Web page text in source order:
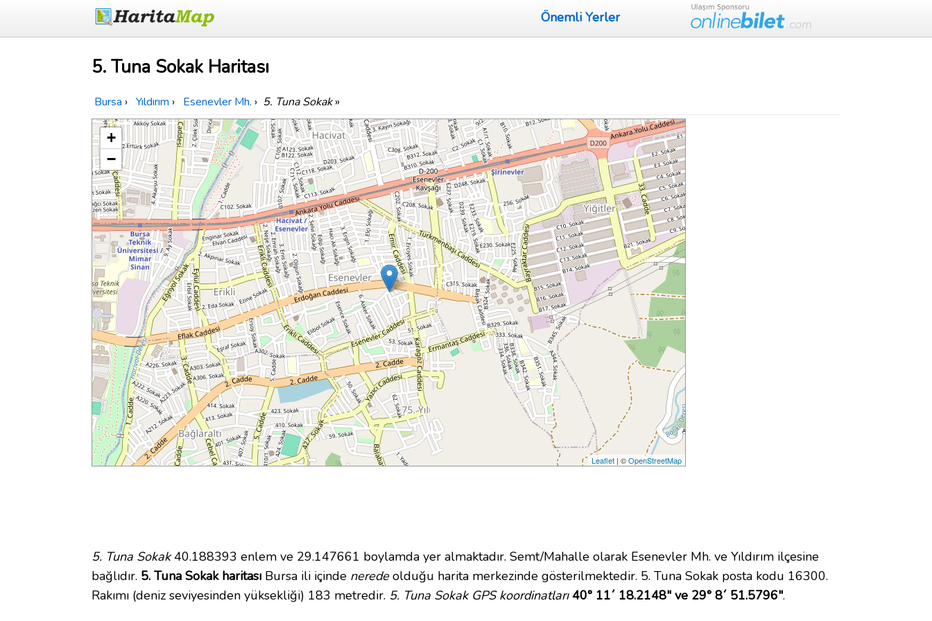
Önemli Yerler
5. Tuna Sokak Haritası
Bursa › Yıldırım › Esenevler Mh. › 5. Tuna Sokak»
+
−
Leaflet | ©OpenStreetMap
5. Tuna Sokak40.188393 enlem ve 29.147661 boylamda yer almaktadır. Semt/Mahalle olarak Esenevler Mh. ve Yıldırım ilçesine
bağlıdır. 5. Tuna Sokak haritası Bursa ili içinde neredeolduğu harita merkezinde gösterilmektedir. 5. Tuna Sokak posta kodu 16300.
Rakımı (deniz seviyesinden yüksekliği) 183 metredir. 5. Tuna Sokak GPS koordinatları 40° 11´ 18.2148" ve 29° 8´ 51.5796".